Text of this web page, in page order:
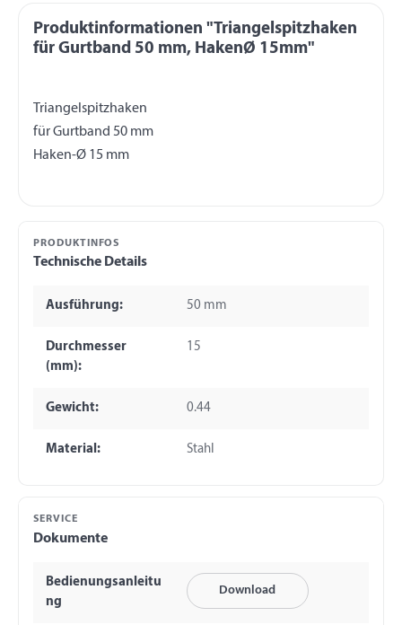
Produktinformationen "Triangelspitzhaken
für Gurtband 50 mm, HakenØ 15mm"
Triangelspitzhaken
für Gurtband 50 mm
PRODUKTINFOS
Technische Details
Ausführung: 50 mm
Durchmesser
(mm):
15
Gewicht: 0.44
Material: Stahl
SERVICE
Dokumente
Bedienungsanleitu
ng
Download